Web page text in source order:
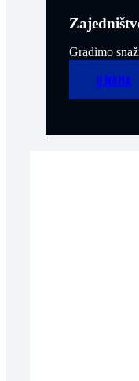
Gradimo
O NAMA